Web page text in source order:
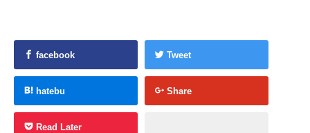
facebook Tweet
hatebu Share
Read Later